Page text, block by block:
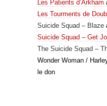
Les Patients d’Arkham
Les Tourments de
Suicide Squad – Blaze
Suicide Squad – Get
The Suicide Squad –
Wonder Woman /
le don